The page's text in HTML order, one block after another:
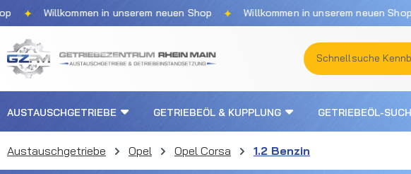
Hauptinhalt springen
Zur Suche springen
Zur Hauptnavigation springen
Willkommen in unserem neuen Shop ✦ Willkommen in unserem neuen Shop ✦
AUSTAUSCHGETRIEBE GETRIEBEÖL & KUPPLUNG GETRIEBEÖL-
Austauschgetriebe Opel Opel Corsa 1.2 Benzin